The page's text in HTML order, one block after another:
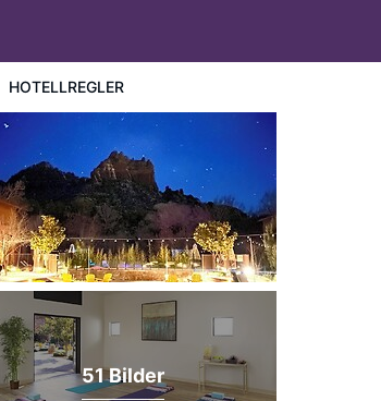
HOTELLREGLER
51 Bilder